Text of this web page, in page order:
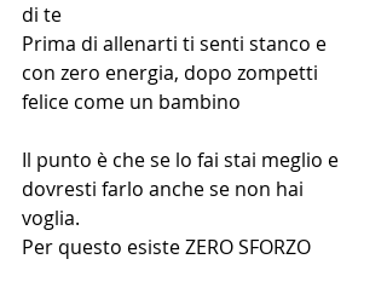
di te
Prima di allenarti ti senti stanco e
con zero energia, dopo zompetti
felice come un bambino
Il punto è che se lo fai stai meglio e
dovresti farlo anche se non hai
voglia.
Per questo esiste ZERO SFORZO